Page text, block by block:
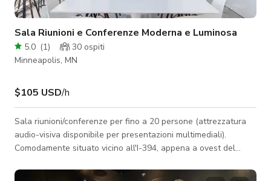
Sala Riunioni e Conferenze Moderna e Luminosa
5.0 (1) 30 ospiti
Minneapolis, MN
$105 USD/h
Sala riunioni/conferenze per fino a 20 persone (attrezzatura
audio-visiva disponibile per presentazioni multimediali).
Comodamente situato vicino all'I-394, appena a ovest del
e Bryn Mawr. Questo spazio accogliente e caldo è illuminato